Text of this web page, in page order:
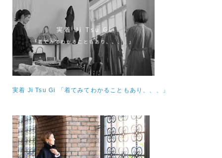
実着 Ji Tsu Gi 「着てみてわかることもあり、、、」